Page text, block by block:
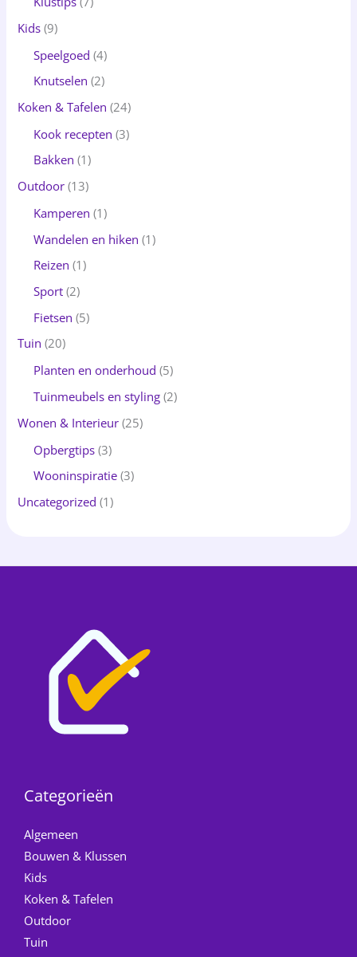
Kids (9)
Speelgoed (4)
Knutselen (2)
Koken & Tafelen (24)
Kook recepten (3)
Bakken (1)
Outdoor (13)
Kamperen (1)
Wandelen en hiken (1)
Reizen (1)
Sport (2)
Fietsen (5)
Tuin (20)
Planten en onderhoud (5)
Tuinmeubels en styling (2)
Wonen & Interieur (25)
Opbergtips (3)
Wooninspiratie (3)
Uncategorized (1)
Categorieën
Algemeen
Bouwen & Klussen
Kids
Koken & Tafelen
Outdoor
Tuin